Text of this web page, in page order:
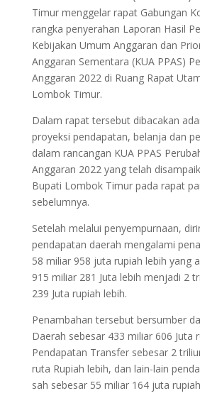
Timur menggelar rapat Gabungan
rangka penyerahan Laporan Hasil
Kebijakan Umum Anggaran dan
Anggaran Sementara (KUA PPAS)
Anggaran 2022 di Ruang Rapat
Lombok Timur.
Dalam rapat tersebut dibacakan
proyeksi pendapatan, belanja dan
dalam rancangan KUA PPAS
Anggaran 2022 yang telah
Bupati Lombok Timur pada rapat
sebelumnya.
Setelah melalui penyempurnaan,
pendapatan daerah mengalami
58 miliar 958 juta rupiah lebih yang
915 miliar 281 Juta lebih menjadi 2
239 Juta rupiah lebih.
Penambahan tersebut bersumber
Daerah sebesar 433 miliar 606 Juta
Pendapatan Transfer sebesar 2
ruta Rupiah lebih, dan lain-lain
sah sebesar 55 miliar 164 juta